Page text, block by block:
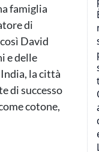
famiglia
di
David
e delle
la città
di successo
cotone,